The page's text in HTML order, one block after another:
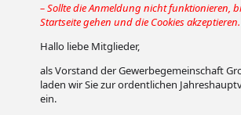
– Sollte die Anmeldung nicht funktionieren,
Startseite gehen und die Cookies
Hallo liebe Mitglieder,
als Vorstand der Gewerbegemeinschaft
laden wir Sie zur ordentlichen
ein.